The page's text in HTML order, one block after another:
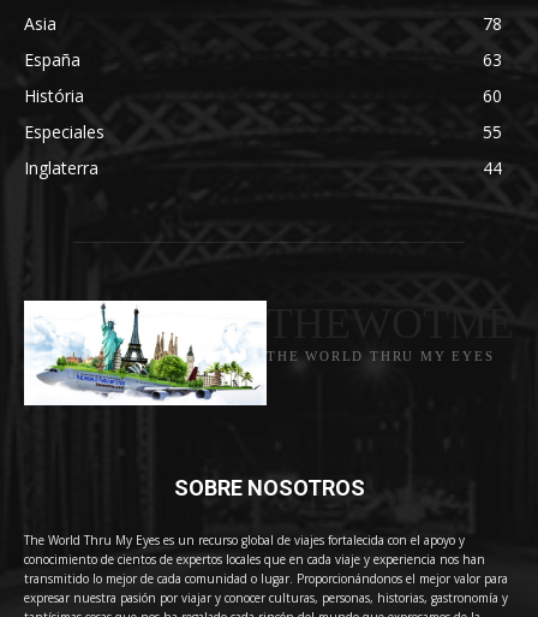
Asia
78
España
63
História
60
Especiales
55
Inglaterra
44
THE WORLD THRU MY EYES
SOBRE NOSOTROS
The World Thru My Eyes es un recurso global de viajes fortalecida con el apoyo y
conocimiento de cientos de expertos locales que en cada viaje y experiencia nos han
transmitido lo mejor de cada comunidad o lugar. Proporcionándonos el mejor valor para
expresar nuestra pasión por viajar y conocer culturas, personas, historias, gastronomía y